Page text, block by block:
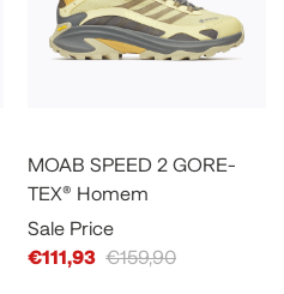
MOAB SPEED 2 GORE-
TEX® Homem
Sale Price
€111,93 €159,90